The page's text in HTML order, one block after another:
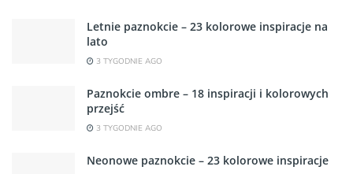
Letnie paznokcie – 23 kolorowe inspiracje na
lato
3 TYGODNIE AGO
Paznokcie ombre – 18 inspiracji i kolorowych
przejść
3 TYGODNIE AGO
Neonowe paznokcie – 23 kolorowe inspiracje